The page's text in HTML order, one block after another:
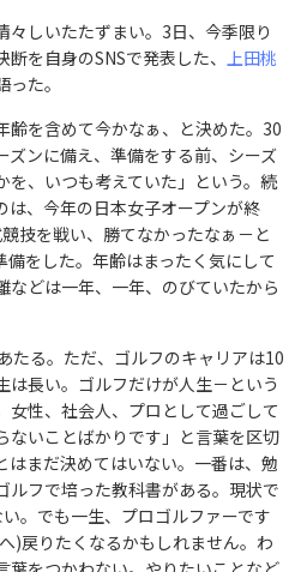
しいたたずまい。3日、今季限り
を自身のSNSで発表した、
上田桃
た。
を含めて今かなぁ、と決めた。30
ズンに備え、準備をする前、シーズ
を、いつも考えていた」という。続
は、今年の日本女子オープンが終
技を戦い、勝てなかったなぁ－と
をした。年齢はまったく気にして
などは一年、一年、のびていたから
たる。ただ、ゴルフのキャリアは10
は長い。ゴルフだけが人生－という
女性、社会人、プロとして過ごして
ないことばかりです」と言葉を区切
はまだ決めてはいない。一番は、勉
ルフで培った教科書がある。現状で
。でも一生、プロゴルファーです
)戻りたくなるかもしれません。わ